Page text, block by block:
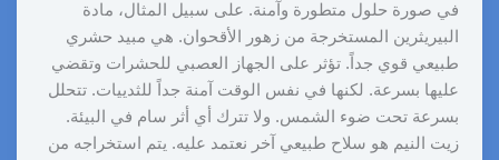
في صورة حلول متطورة وآمنة. على سبيل المثال، مادة
البيريثرين المستخرجة من زهور الأقحوان. هي مبيد حشري
طبيعي قوي جداً. تؤثر على الجهاز العصبي للحشرات وتقضي
عليها بسرعة. لكنها في نفس الوقت آمنة جداً للثدييات. تتحلل
بسرعة تحت ضوء الشمس. ولا تترك أي أثر سام في البيئة.
زيت النيم هو سلاح طبيعي آخر نعتمد عليه. يتم استخراجه من